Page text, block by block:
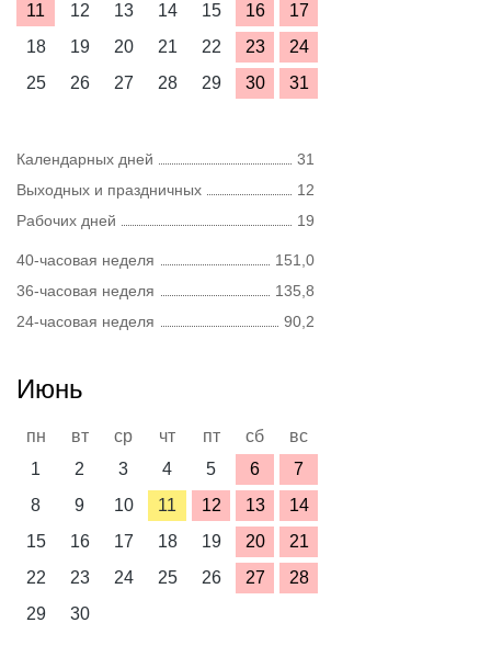
11
12 13 14 15 16
17
18
19 20 21 22 23
24
25
26 27 28 29 30 31
Календарных дней
31
Выходных и праздничных
12
Рабочих дней
19
40-часовая неделя
151,0
36-часовая неделя
135,8
24-часовая неделя
90,2
Июнь
пн вт ср чт пт сб
вс
1
2 3 4 5 6
7
8
9 10 11 12 13
14
15
16 17 18 19 20
21
22
23 24 25 26 27
28
29
30